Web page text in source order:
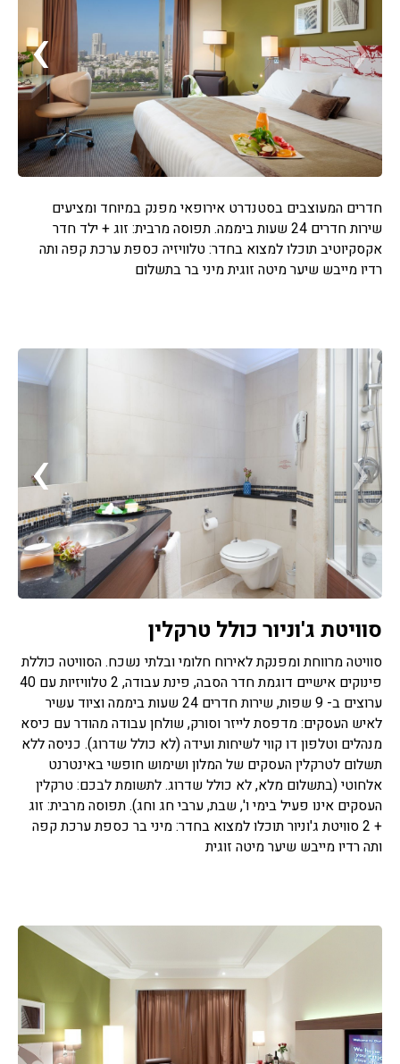
‹
›
חדרים המעוצבים בסטנדרט אירופאי מפנק במיוחד ומציעים
שירות חדרים 24 שעות ביממה. תפוסה מרבית: זוג + ילד חדר
אקסקיוטיב תוכלו למצוא בחדר: טלוויזיה כספת ערכת קפה ותה
רדיו מייבש שיער מיטה זוגית מיני בר בתשלום
‹
›
סוויטת ג'וניור כולל טרקלין
סוויטה מרווחת ומפנקת לאירוח חלומי ובלתי נשכח. הסוויטה כוללת
פינוקים אישיים דוגמת חדר הסבה, פינת עבודה, 2 טלוויזיות עם 40
ערוצים ב- 9 שפות, שירות חדרים 24 שעות ביממה וציוד עשיר
לאיש העסקים: מדפסת לייזר וסורק, שולחן עבודה מהודר עם כיסא
מנהלים וטלפון דו קווי לשיחות ועידה (לא כולל שדרוג). כניסה ללא
תשלום לטרקלין העסקים של המלון ושימוש חופשי באינטרנט
אלחוטי (בתשלום מלא, לא כולל שדרוג. לתשומת לבכם: טרקלין
העסקים אינו פעיל בימי ו', שבת, ערבי חג וחג). תפוסה מרבית: זוג
+ 2 סוויטת ג'וניור תוכלו למצוא בחדר: מיני בר כספת ערכת קפה
ותה רדיו מייבש שיער מיטה זוגית